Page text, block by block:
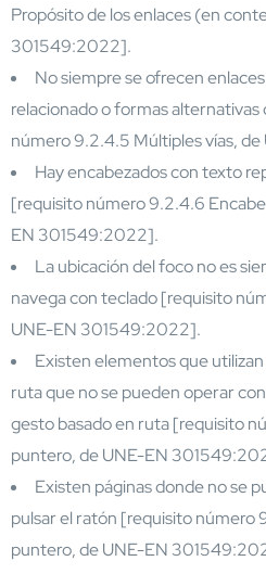
Propósito de los enlaces (en
301549:2022].
No siempre se ofrecen
relacionado o formas
número 9.2.4.5 Múltiples vías,
Hay encabezados con texto
[requisito número 9.2.4.6
EN 301549:2022].
La ubicación del foco no es
navega con teclado [requisito
UNE-EN 301549:2022].
Existen elementos que
ruta que no se pueden operar
gesto basado en ruta [requisito
puntero, de UNE-EN
Existen páginas donde no se
pulsar el ratón [requisito número
puntero, de UNE-EN